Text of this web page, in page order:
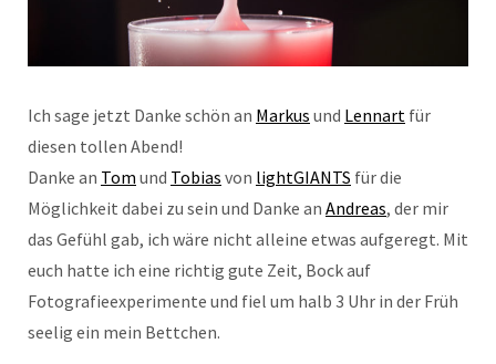
Ich sage jetzt Danke schön an Markus und Lennart für
diesen tollen Abend!
Danke an Tom und Tobias von lightGIANTS für die
Möglichkeit dabei zu sein und Danke an Andreas, der mir
das Gefühl gab, ich wäre nicht alleine etwas aufgeregt. Mit
euch hatte ich eine richtig gute Zeit, Bock auf
Fotografieexperimente und fiel um halb 3 Uhr in der Früh
seelig ein mein Bettchen.